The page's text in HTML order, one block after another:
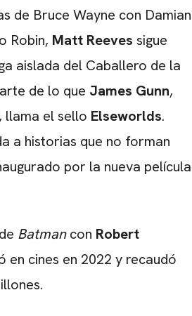
de Bruce Wayne con Damian
Robin, Matt Reeves sigue
aislada del Caballero de la
de lo que James Gunn,
, llama el sello Elseworlds.
a historias que no forman
por la nueva película
Batmancon Robert
en cines en 2022 y recaudó